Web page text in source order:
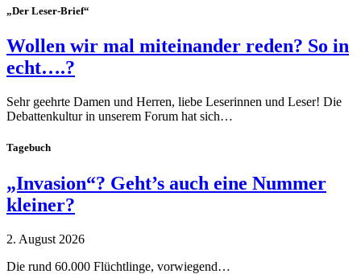
„Der Leser-Brief“
Wollen wir mal miteinander reden? So in
echt….?
Sehr geehrte Damen und Herren, liebe Leserinnen und Leser! Die
Debattenkultur in unserem Forum hat sich…
Tagebuch
„Invasion“? Geht’s auch eine Nummer
kleiner?
2. August 2026
Die rund 60.000 Flüchtlinge, vorwiegend…